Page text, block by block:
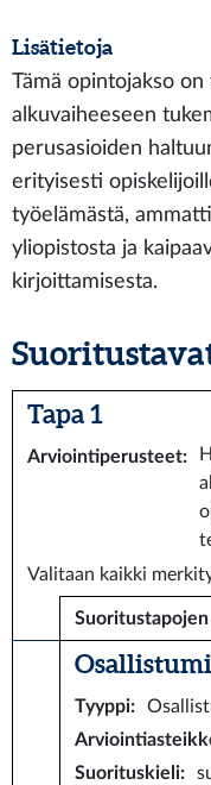
Lisätietoja
Tämä opintojakso
alkuvaiheeseen
perusasioiden
erityisesti
työelämästä,
yliopistosta ja
kirjoittamisesta.
Tapa 1
Arviointiperusteet:
Valitaan kaikki
Tyyppi:
Suorituskieli: